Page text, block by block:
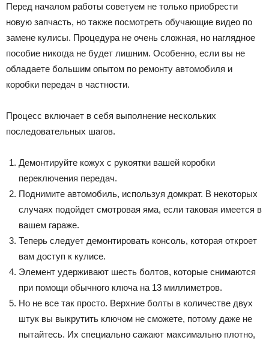
Перед началом работы советуем не только приобрести
новую запчасть, но также посмотреть обучающие видео по
замене кулисы. Процедура не очень сложная, но наглядное
пособие никогда не будет лишним. Особенно, если вы не
обладаете большим опытом по ремонту автомобиля и
коробки передач в частности.
Процесс включает в себя выполнение нескольких
последовательных шагов.
Демонтируйте кожух с рукоятки вашей коробки
переключения передач.
Поднимите автомобиль, используя домкрат. В некоторых
случаях подойдет смотровая яма, если таковая имеется в
вашем гараже.
Теперь следует демонтировать консоль, которая откроет
вам доступ к кулисе.
Элемент удерживают шесть болтов, которые снимаются
при помощи обычного ключа на 13 миллиметров.
Но не все так просто. Верхние болты в количестве двух
штук вы выкрутить ключом не сможете, потому даже не
пытайтесь. Их специально сажают максимально плотно,